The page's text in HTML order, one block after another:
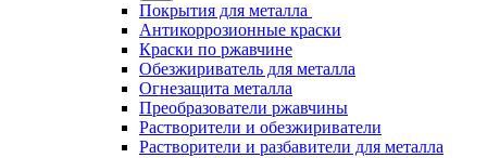
Покрытия для металла
Антикоррозионные краски
Краски по ржавчине
Обезжириватель для металла
Огнезащита металла
Преобразователи ржавчины
Растворители и обезжириватели
Растворители и разбавители для металла